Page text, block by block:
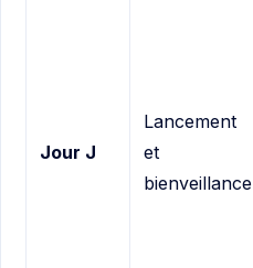
Jour J
Lancement
et
bienveillance